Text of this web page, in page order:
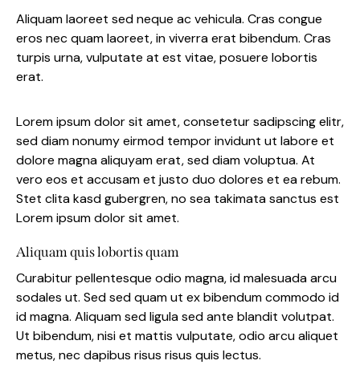
Aliquam laoreet sed neque ac vehicula. Cras congue
eros nec quam laoreet, in viverra erat bibendum. Cras
turpis urna, vulputate at est vitae, posuere lobortis
erat.
Lorem ipsum dolor sit amet, consetetur sadipscing elitr,
sed diam nonumy eirmod tempor invidunt ut labore et
dolore magna aliquyam erat, sed diam voluptua. At
vero eos et accusam et justo duo dolores et ea rebum.
Stet clita kasd gubergren, no sea takimata sanctus est
Lorem ipsum dolor sit amet.
Aliquam quis lobortis quam
Curabitur pellentesque odio magna, id malesuada arcu
sodales ut. Sed sed quam ut ex bibendum commodo id
id magna. Aliquam sed ligula sed ante blandit volutpat.
Ut bibendum, nisi et mattis vulputate, odio arcu aliquet
metus, nec dapibus risus risus quis lectus.